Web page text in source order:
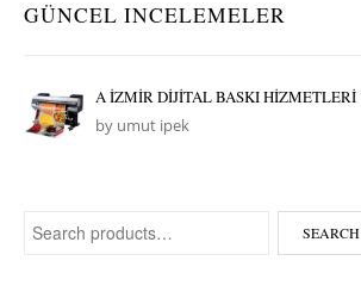
GÜNCEL INCELEMELER
A İZMİR DİJİTAL BASKI HİZMETLERİ
by umut ipek
Search for: SEARCH